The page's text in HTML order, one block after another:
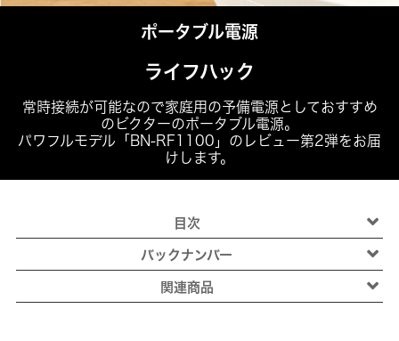
ポータブル電源
ライフハック
常時接続が可能なので家庭用の予備電源としておすすめ
のビクターのポータブル電源。
パワフルモデル「BN-RF1100」のレビュー第2弾をお届
けします。
目次
バックナンバー
関連商品